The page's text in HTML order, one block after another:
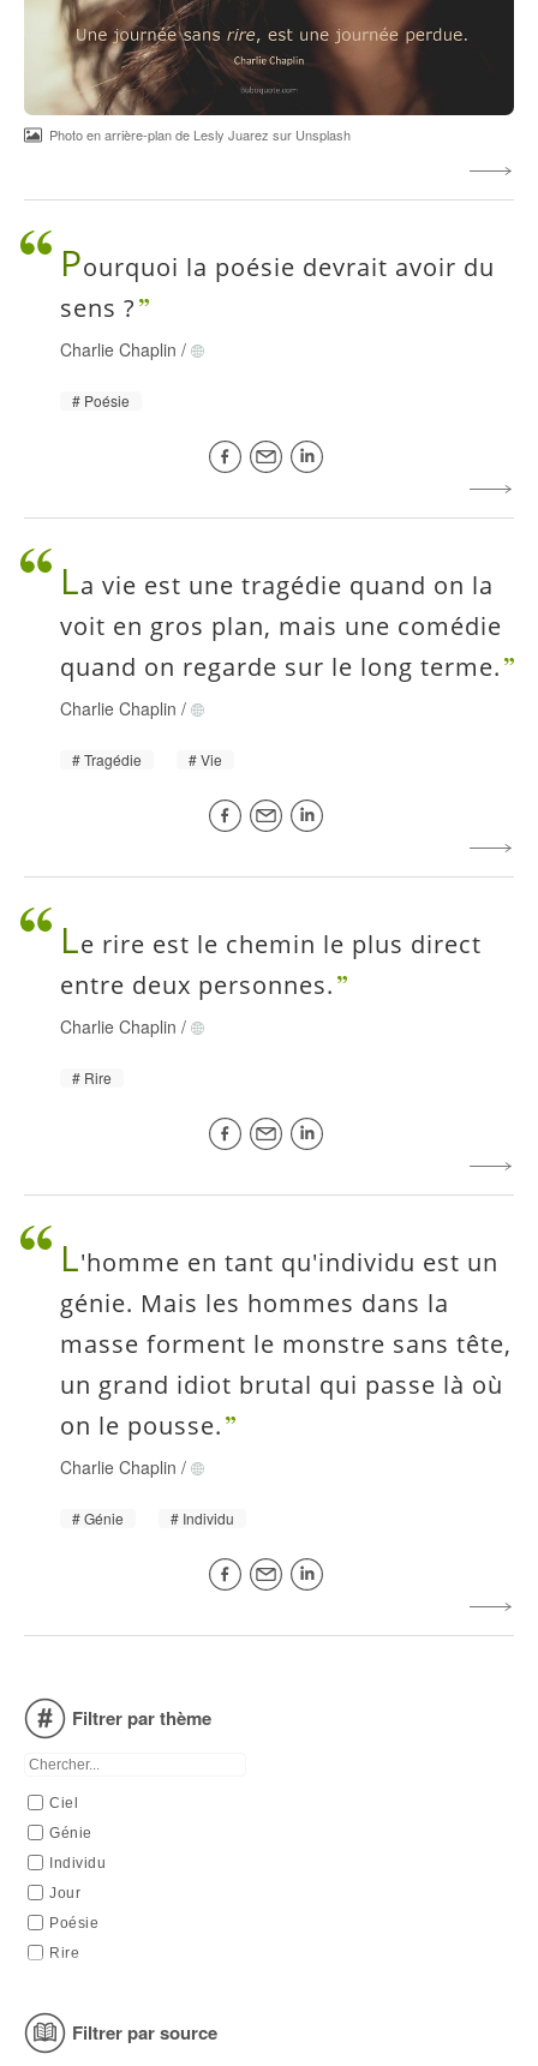
Photo en arrière-plan de Lesly Juarez sur Unsplash
Pourquoi la poésie devrait avoir du
sens ?
Charlie Chaplin /
Poésie
La vie est une tragédie quand on la
voit en gros plan, mais une comédie
quand on regarde sur le long terme.
Charlie Chaplin /
Tragédie Vie
Le rire est le chemin le plus direct
entre deux personnes.
Charlie Chaplin /
Rire
L'homme en tant qu'individu est un
génie. Mais les hommes dans la
masse forment le monstre sans tête,
un grand idiot brutal qui passe là où
on le pousse.
Charlie Chaplin /
Génie Individu
Filtrer par thème
Ciel
Génie
Individu
Jour
Poésie
Rire
Vie
Filtrer par source